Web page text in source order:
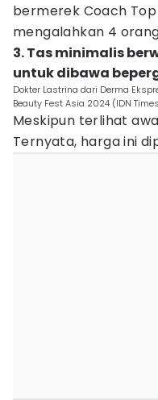
bermerek Coach Top
mengalahkan 4
3. Tas minimalis
untuk dibawa
Dokter Lastrina dari Derma
Beauty Fest Asia 2024 (IDN
Meskipun terlihat
Ternyata, harga ini